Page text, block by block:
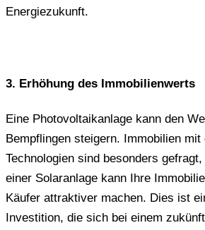
Energiezukunft.
3. Erhöhung des Immobilienwerts
Eine Photovoltaikanlage kann den
Bempflingen steigern. Immobilien
Technologien sind besonders
einer Solaranlage kann Ihre
Käufer attraktiver machen. Dies ist
Investition, die sich bei einem